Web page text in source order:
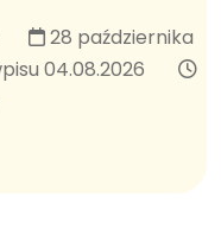
28 października
04.08.2026